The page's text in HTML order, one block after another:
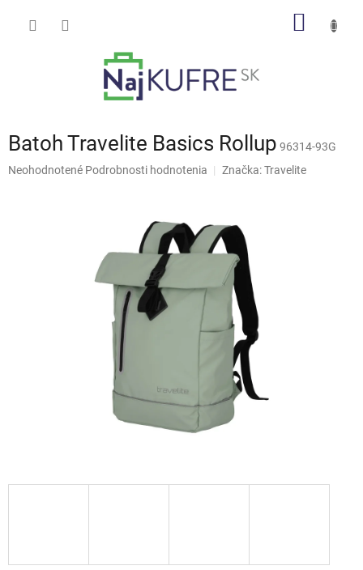
Batoh Travelite Basics Rollup 96314-93G
Priemerné
Neohodnotené Podrobnosti hodnotenia Značka:Travelite